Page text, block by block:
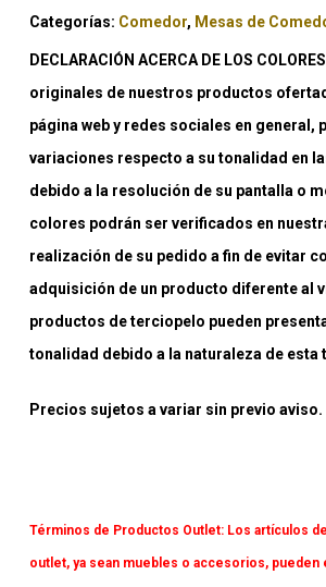
Categorías: Comedor, Mesas de
DECLARACIÓN ACERCA DE LOS
originales de nuestros productos
página web y redes sociales en general,
variaciones respecto a su tonalidad en
debido a la resolución de su pantalla o
colores podrán ser verificados en
realización de su pedido a fin de evitar
adquisición de un producto diferente al
productos de terciopelo pueden
tonalidad debido a la naturaleza de esta
Precios sujetos a variar sin previo aviso.
Términos de Productos Outlet:Los artículos
outlet, ya sean muebles o accesorios, pueden